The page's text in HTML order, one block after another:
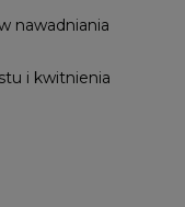
nawadniania
i kwitnienia